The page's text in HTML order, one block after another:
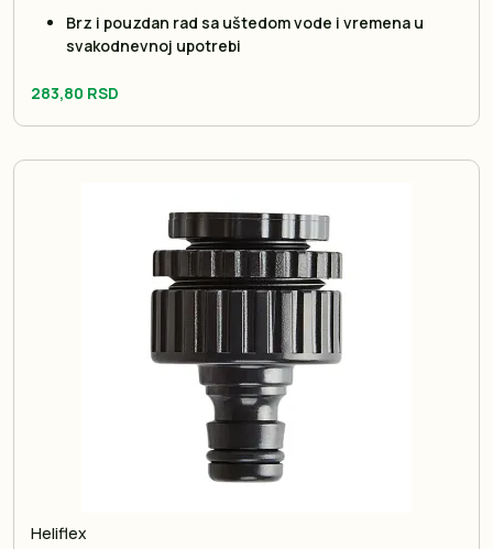
Brz i pouzdan rad sa uštedom vode i vremena u
svakodnevnoj upotrebi
283,80 RSD
Heliflex